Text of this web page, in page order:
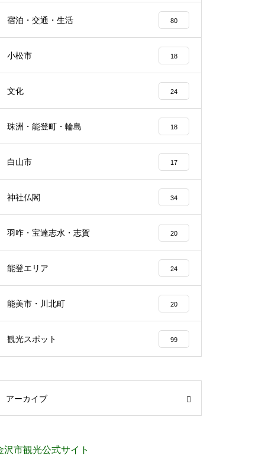
宿泊・交通・生活 80
小松市 18
文化 24
珠洲・能登町・輪島 18
白山市 17
神社仏閣 34
羽咋・宝達志水・志賀 20
能登エリア 24
能美市・川北町 20
観光スポット 99
アーカイブ
沢市観光公式サイト